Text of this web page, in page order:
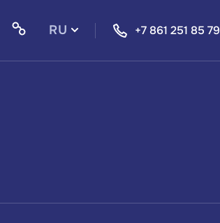
RU
+7 861 251 85 79